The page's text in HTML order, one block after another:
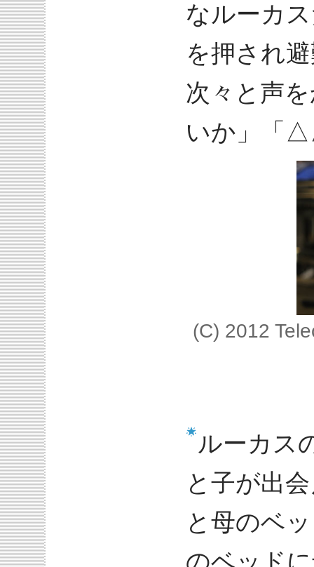
なルーカ
を押され
次々と声
いか」「
(C) 2012
ルーカス
と子が出
と母のベ
のベッド